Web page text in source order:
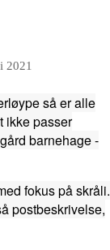
2021
så er alle
ikke passer
barnehage -
fokus på skråli.
postbeskrivelse,